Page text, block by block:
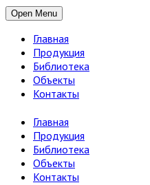
Open Menu
Главная
Продукция
Библиотека
Объекты
Контакты
Главная
Продукция
Библиотека
Объекты
Контакты